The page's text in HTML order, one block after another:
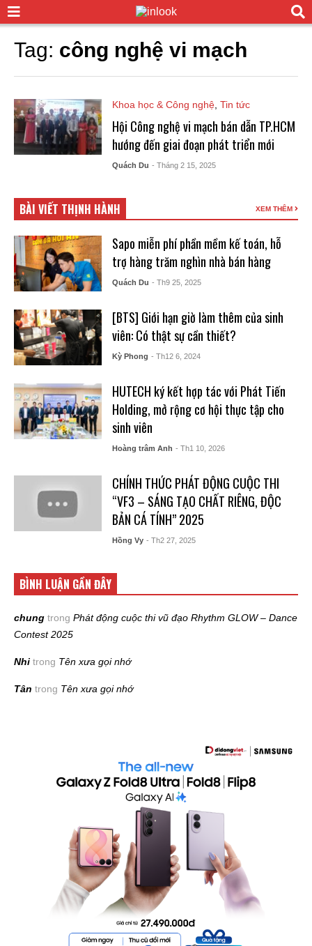
Tag: công nghệ vi mạch
Khoa học & Công nghệ, Tin tức
Hội Công nghệ vi mạch bán dẫn TP.HCM
hướng đến giai đoạn phát triển mới
Quách Du - Tháng 2 15, 2025
BÀI VIẾT THỊNH HÀNH XEM THÊM
Sapo miễn phí phần mềm kế toán, hỗ
trợ hàng trăm nghìn nhà bán hàng
Quách Du - Th9 25, 2025
[BTS] Giới hạn giờ làm thêm của sinh
viên: Có thật sự cần thiết?
Kỳ Phong - Th12 6, 2024
HUTECH ký kết hợp tác với Phát Tiến
Holding, mở rộng cơ hội thực tập cho
sinh viên
Hoàng trâm Anh - Th1 10, 2026
CHÍNH THỨC PHÁT ĐỘNG CUỘC THI
“VF3 – SÁNG TẠO CHẤT RIÊNG, ĐỘC
BẢN CÁ TÍNH” 2025
Hồng Vy - Th2 27, 2025
BÌNH LUẬN GẦN ĐÂY
chung trong Phát động cuộc thi vũ đạo Rhythm GLOW – Dance
Contest 2025
Nhi trong Tên xưa gọi nhớ
Tân trong Tên xưa gọi nhớ